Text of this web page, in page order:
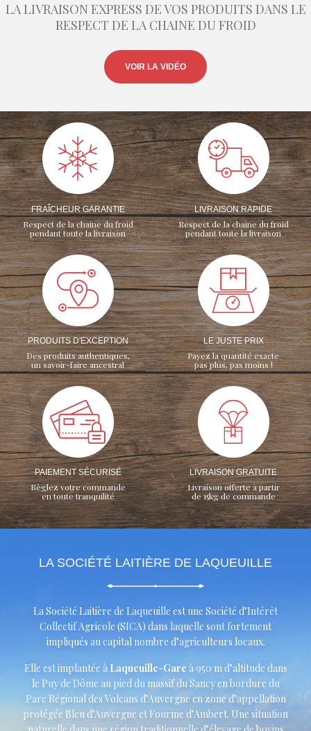
LA LIVRAISON EXPRESS DE VOS PRODUITS DANS LE
RESPECT DE LA CHAINE DU FROID
VOIR LA VIDÉO
FRAÎCHEUR GARANTIE
Respect de la chaine du froid
pendant toute la livraison
LIVRAISON RAPIDE
Respect de la chaine du froid
pendant toute la livraison
PRODUITS D'EXCEPTION
Des produits authentiques,
un savoir-faire ancestral
LE JUSTE PRIX
Payez la quantité exacte
pas plus, pas moins !
PAIEMENT SÉCURISÉ
Règlez votre commande
en toute tranquilité
LIVRAISON GRATUITE
Livraison offerte à partir
de 15kg de commande
LA SOCIÉTÉ LAITIÈRE DE LAQUEUILLE
La Société Laitière de Laqueuille est une Société d’Intérêt
Collectif Agricole (SICA) dans laquelle sont fortement
impliqués au capital nombre d’agriculteurs locaux.
Elle est implantée à Laqueuille-Gare à 950 m d’altitude dans
le Puy de Dôme au pied du massif du Sancy en bordure du
Parc Régional des Volcans d’Auvergne en zone d’appellation
protégée Bleu d’Auvergne et Fourme d’Ambert. Une situation